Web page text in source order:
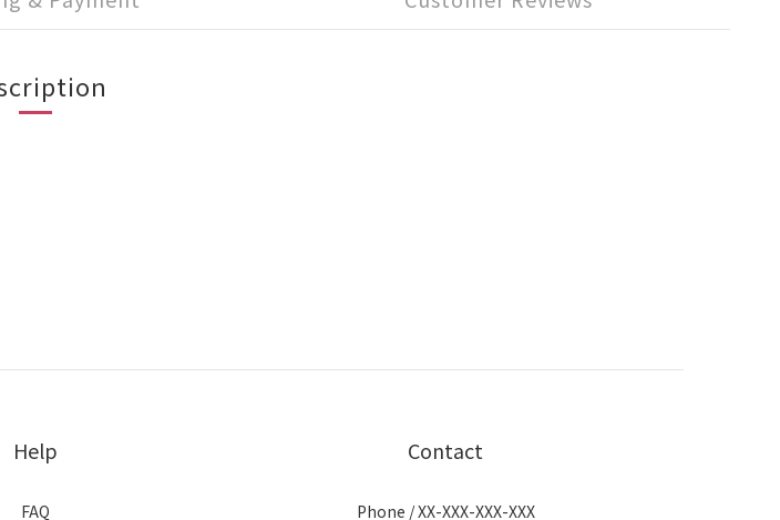
Help
FAQ
Contact
Phone / XX-XXX-XXX-XXX